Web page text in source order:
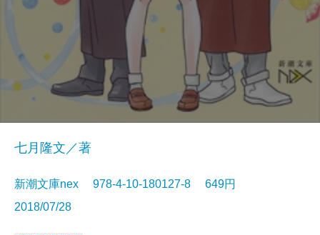
七月隆文／著
新潮文庫nex 978-4-10-180127-8 649円
2018/07/28